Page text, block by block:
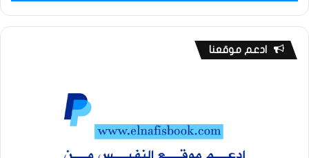
ادعم موقعنا